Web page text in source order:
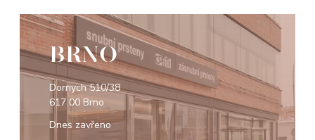
BRNO
Dornych 510/38
617 00 Brno
Dnes zavřeno